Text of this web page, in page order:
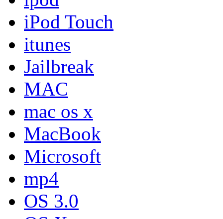
iPod Touch
itunes
Jailbreak
MAC
mac os x
MacBook
Microsoft
mp4
OS 3.0